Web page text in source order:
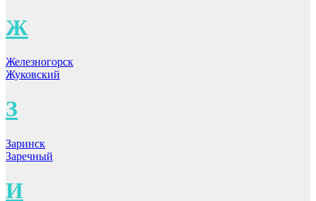
Ж
Железногорск
Жуковский
З
Заринск
Заречный
И